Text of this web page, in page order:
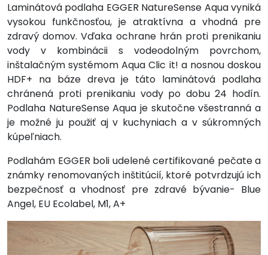
Laminátová podlaha EGGER NatureSense Aqua vyniká
vysokou funkčnosťou, je atraktívna a vhodná pre
zdravý domov. Vďaka ochrane hrán proti prenikaniu
vody v kombinácii s vodeodolným povrchom,
inštalačným systémom Aqua Clic it! a nosnou doskou
HDF+ na báze dreva je táto laminátová podlaha
chránená proti prenikaniu vody po dobu 24 hodín.
Podlaha NatureSense Aqua je skutočne všestranná a
je možné ju použiť aj v kuchyniach a v súkromných
kúpeľniach.
Podlahám EGGER boli udelené certifikované pečate a
známky renomovaných inštitúcií, ktoré potvrdzujú ich
bezpečnosť a vhodnosť pre zdravé bývanie- Blue
Angel, EU Ecolabel, M1, A+